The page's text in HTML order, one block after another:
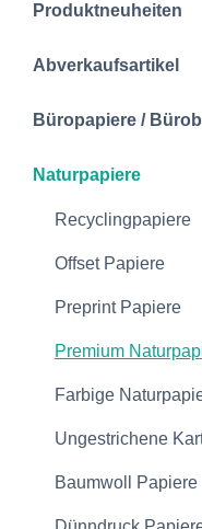
Produktneuheiten
Abverkaufsartikel
Büropapiere /
Naturpapiere
Recyclingpapiere
Offset Papiere
Preprint Papiere
Premium
Farbige
Ungestrichene
Baumwoll Papiere